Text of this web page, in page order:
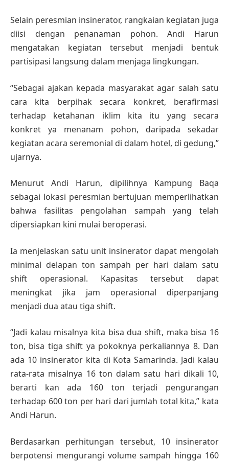
Selain peresmian insinerator, rangkaian kegiatan juga
diisi dengan penanaman pohon. Andi Harun
mengatakan kegiatan tersebut menjadi bentuk
partisipasi langsung dalam menjaga lingkungan.
“Sebagai ajakan kepada masyarakat agar salah satu
cara kita berpihak secara konkret, berafirmasi
terhadap ketahanan iklim kita itu yang secara
konkret ya menanam pohon, daripada sekadar
kegiatan acara seremonial di dalam hotel, di gedung,”
ujarnya.
Menurut Andi Harun, dipilihnya Kampung Baqa
sebagai lokasi peresmian bertujuan memperlihatkan
bahwa fasilitas pengolahan sampah yang telah
dipersiapkan kini mulai beroperasi.
Ia menjelaskan satu unit insinerator dapat mengolah
minimal delapan ton sampah per hari dalam satu
shift operasional. Kapasitas tersebut dapat
meningkat jika jam operasional diperpanjang
menjadi dua atau tiga shift.
“Jadi kalau misalnya kita bisa dua shift, maka bisa 16
ton, bisa tiga shift ya pokoknya perkaliannya 8. Dan
ada 10 insinerator kita di Kota Samarinda. Jadi kalau
rata-rata misalnya 16 ton dalam satu hari dikali 10,
berarti kan ada 160 ton terjadi pengurangan
terhadap 600 ton per hari dari jumlah total kita,” kata
Andi Harun.
Berdasarkan perhitungan tersebut, 10 insinerator
berpotensi mengurangi volume sampah hingga 160